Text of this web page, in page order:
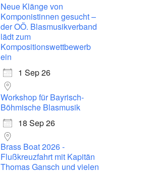
Neue Klänge von
Komponistinnen gesucht –
der OÖ. Blasmusikverband
lädt zum
Kompositionswettbewerb
ein
1 Sep 26
Workshop für Bayrisch-
Böhmische Blasmusik
18 Sep 26
Brass Boat 2026 -
Flußkreuzfahrt mit Kapitän
Thomas Gansch und vielen